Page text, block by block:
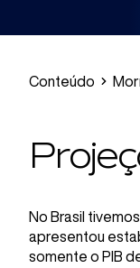
Conteúdo
No Brasil
apresentou
somente o PIB